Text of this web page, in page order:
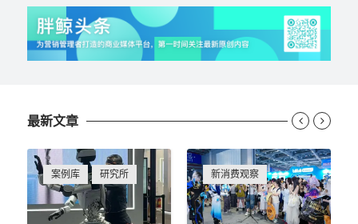
最新文章
案例库 研究所 新消费观察
 